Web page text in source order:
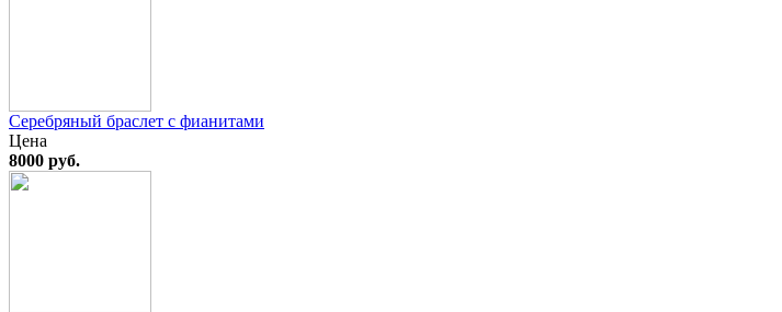
Серебряный браслет с фианитами
Цена
8000 руб.